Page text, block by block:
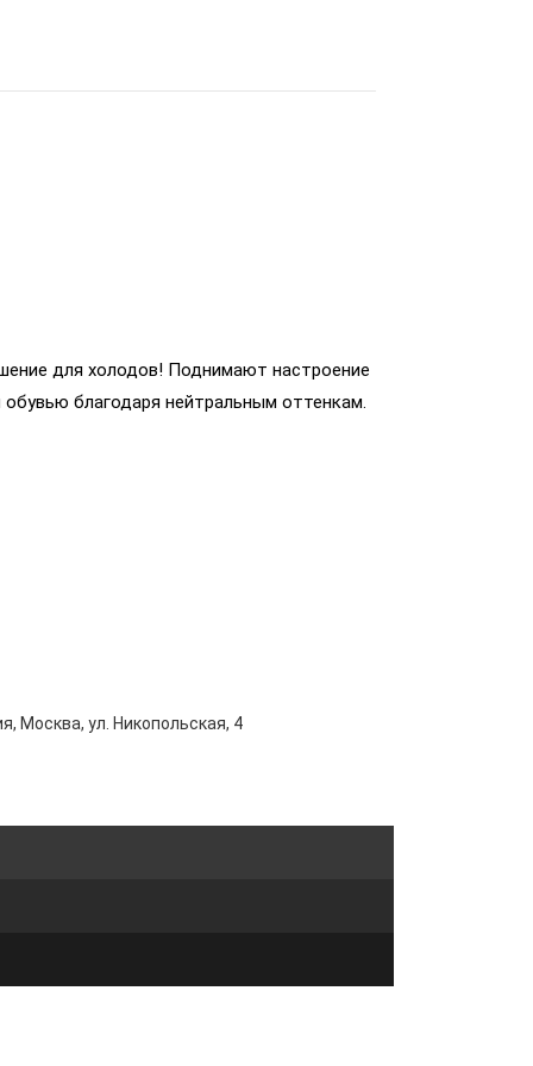
для холодов! Поднимают настроение
благодаря нейтральным оттенкам.
Москва, ул. Никопольская, 4